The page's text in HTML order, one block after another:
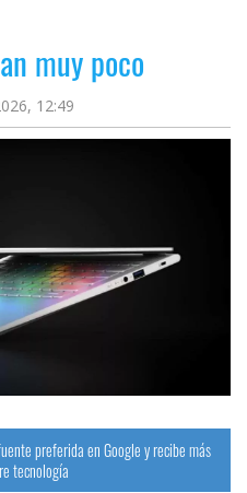
muy poco
12:49
preferida en Google y recibe más
tecnología